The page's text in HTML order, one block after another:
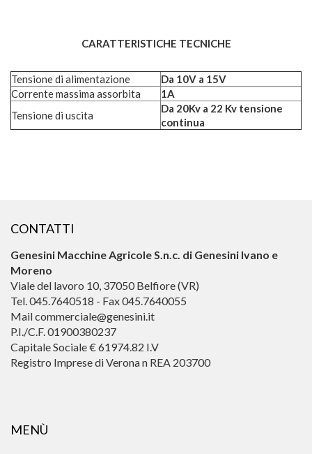
CARATTERISTICHE TECNICHE
Tensione di alimentazione
Da 10V a 15V
Corrente massima assorbita
1A
Tensione di uscita
Da 20Kv a 22 Kv tensione
continua
CONTATTI
Genesini Macchine Agricole S.n.c. di Genesini Ivano e
Moreno
Viale del lavoro 10, 37050 Belfiore (VR)
Tel. 045.7640518 - Fax 045.7640055
Mail commerciale@genesini.it
P.I./C.F. 01900380237
Capitale Sociale € 61974.82 I.V
Registro Imprese di Verona n REA 203700
MENÙ